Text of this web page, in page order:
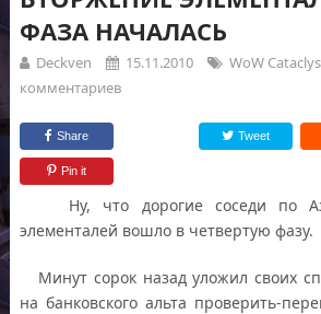
ФАЗА НАЧАЛАСЬ
Deckven 15.11.2010 WoW
комментариев
Share Tweet
Pin it
Ну, что дорогие соседи по
элементалей вошло в четвертую фазу.
Минут сорок назад уложил своих
на банковского альта проверить-